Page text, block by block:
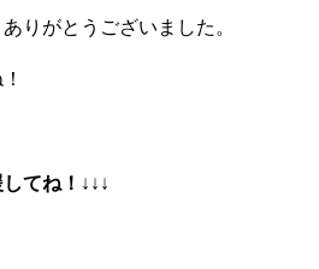
りがとうございました。
てね！ ↓↓↓